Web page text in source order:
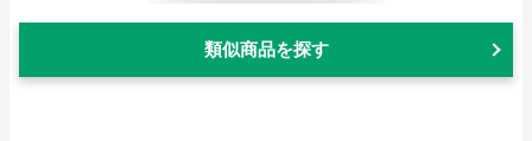
類似商品を探す